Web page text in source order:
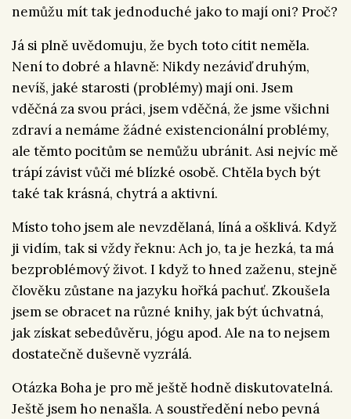
nemůžu mít tak jednoduché jako to mají oni? Proč?
Já si plně uvědomuju, že bych toto cítit neměla.
Není to dobré a hlavně: Nikdy nezáviď druhým,
nevíš, jaké starosti (problémy) mají oni. Jsem
vděčná za svou práci, jsem vděčná, že jsme všichni
zdraví a nemáme žádné existencionální problémy,
ale těmto pocitům se nemůžu ubránit. Asi nejvíc mě
trápí závist vůči mé blízké osobě. Chtěla bych být
také tak krásná, chytrá a aktivní.
Místo toho jsem ale nevzdělaná, líná a ošklivá. Když
ji vidím, tak si vždy řeknu: Ach jo, ta je hezká, ta má
bezproblémový život. I když to hned zaženu, stejně
člověku zůstane na jazyku hořká pachuť. Zkoušela
jsem se obracet na různé knihy, jak být úchvatná,
jak získat sebedůvěru, jógu apod. Ale na to nejsem
dostatečně duševně vyzrálá.
Otázka Boha je pro mě ještě hodně diskutovatelná.
Ještě jsem ho nenašla. A soustředění nebo pevná